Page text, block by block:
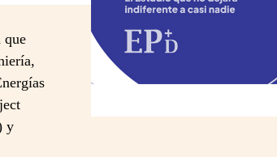
que
y